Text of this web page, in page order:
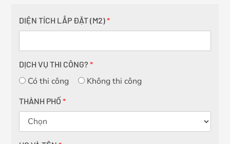
DIỆN TÍCH LẮP ĐẶT (M2)*
DỊCH VỤ THI CÔNG?*
Có thi công Không thi công
THÀNH PHỐ*